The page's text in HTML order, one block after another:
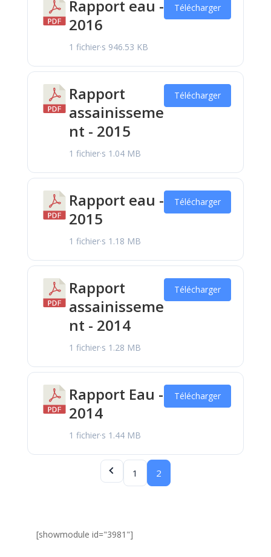
Rapport eau -
2016
1 fichier·s 946.53 KB
Télécharger
Rapport
assainisseme
nt - 2015
1 fichier·s 1.04 MB
Télécharger
Rapport eau -
2015
1 fichier·s 1.18 MB
Télécharger
Rapport
assainisseme
nt - 2014
1 fichier·s 1.28 MB
Télécharger
Rapport Eau -
2014
1 fichier·s 1.44 MB
Télécharger
1 2
[showmodule id="3981"]